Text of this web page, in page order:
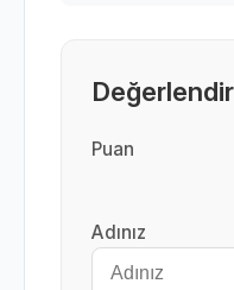
Puan
Adınız